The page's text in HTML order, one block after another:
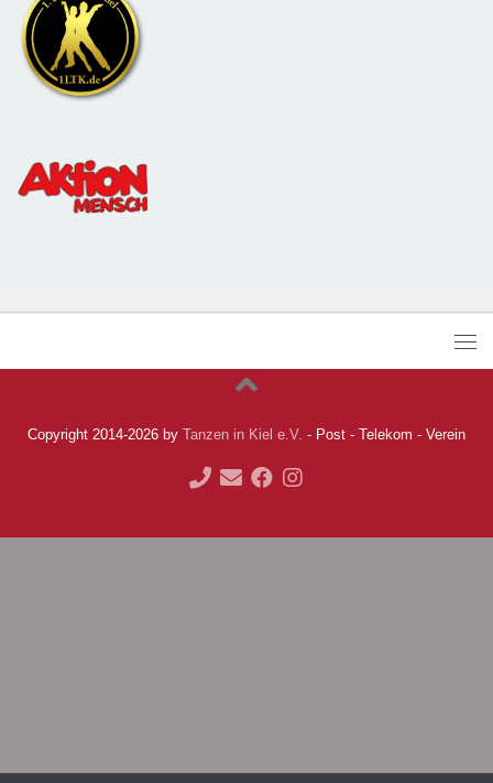
Copyright 2014-2026 by Tanzen in Kiel e.V. - Post - Telekom - Verein